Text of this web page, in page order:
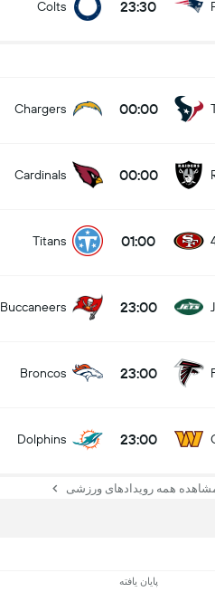
23:30
Colts
00:00
Chargers
00:00
Cardinals
01:00
Titans
23:00
Buccaneers
23:00
Broncos
23:00
Dolphins
همه رویدادهای ورزشی
پایان یافته